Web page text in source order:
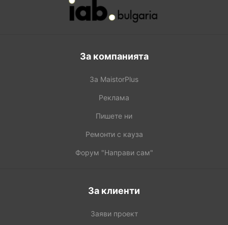
За компанията
За MaistorPlus
Реклама
Пишете ни
Ремонти с кауза
Форум "Направи сам"
За клиенти
Заяви проект